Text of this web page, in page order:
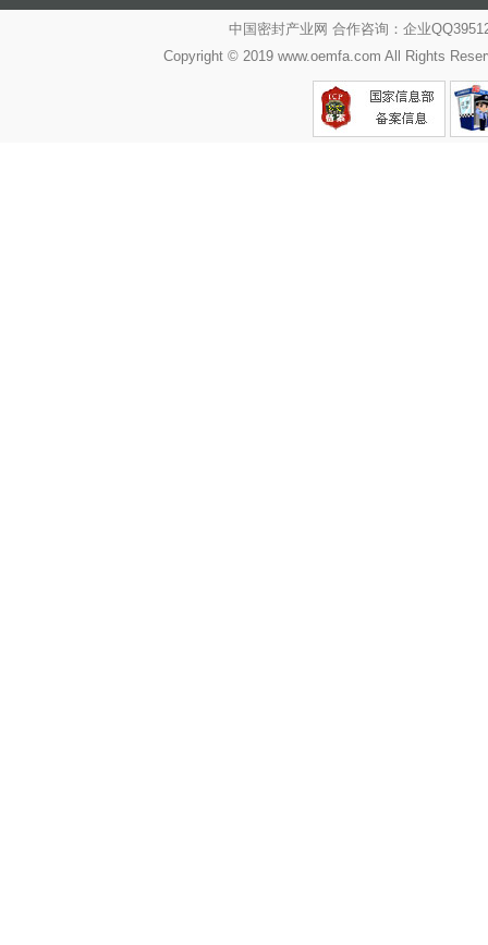
中国密封产业网 合作咨询：企业
Copyright © 2019 www.oemfa.com All Rights